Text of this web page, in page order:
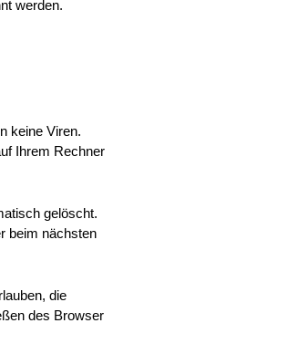
werden.
keine Viren.
Ihrem Rechner
gelöscht.
beim nächsten
die
des Browser